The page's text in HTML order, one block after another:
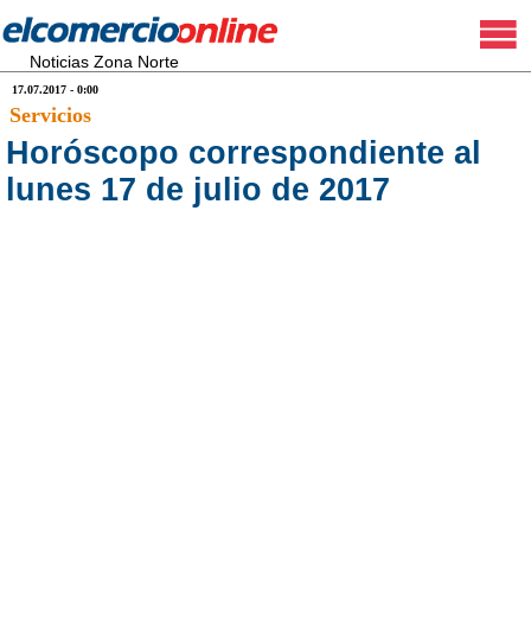
Noticias Zona Norte
17.07.2017 - 0:00
Servicios
Horóscopo correspondiente al
lunes 17 de julio de 2017